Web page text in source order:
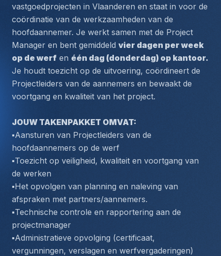
vastgoedprojecten in Vlaanderen en staat in voor de
coördinatie van de werkzaamheden van de
hoofdaannemer. Je werkt samen met de Project
Manager en bent gemiddeld vier dagen per week
op de werf en
Je houdt toezicht op de uitvoering, coördineert de
Projectleiders van de aannemers en bewaakt de
voortgang en kwaliteit van het project.
JOUW TAKENPAKKET OMVAT:
▪️Aansturen van Projectleiders van de
hoofdaannemers op de werf
▪️Toezicht op veiligheid, kwaliteit en voortgang van
de werken
▪️Het opvolgen van planning en naleving van
afspraken met partners/aannemers.
▪️Technische controle en rapportering aan de
projectmanager
▪️Administratieve opvolging (certificaat,
vergunningen, verslagen en werfvergaderingen)